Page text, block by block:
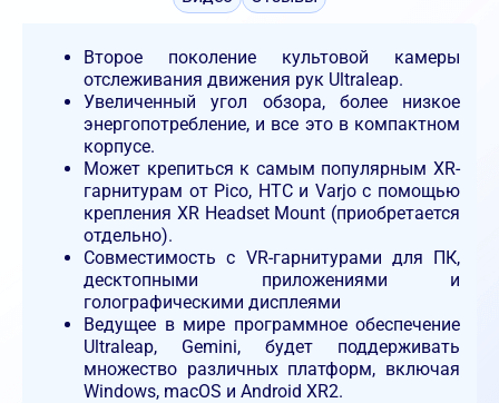
Второе поколение культовой камеры
отслеживания движения рук Ultraleap.
Увеличенный угол обзора, более низкое
энергопотребление, и все это в компактном
корпусе.
Может крепиться к самым популярным XR-
гарнитурам от Pico, HTC и Varjo с помощью
крепления XR Headset Mount (приобретается
отдельно).
Совместимость с VR-гарнитурами для ПК,
десктопными приложениями и
голографическими дисплеями
Ведущее в мире программное обеспечение
Ultraleap, Gemini, будет поддерживать
множество различных платформ, включая
Windows, macOS и Android XR2.